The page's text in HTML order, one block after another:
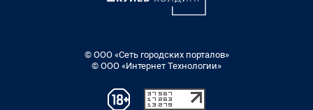
© ООО «Сеть городских порталов»
© ООО «Интернет Технологии»